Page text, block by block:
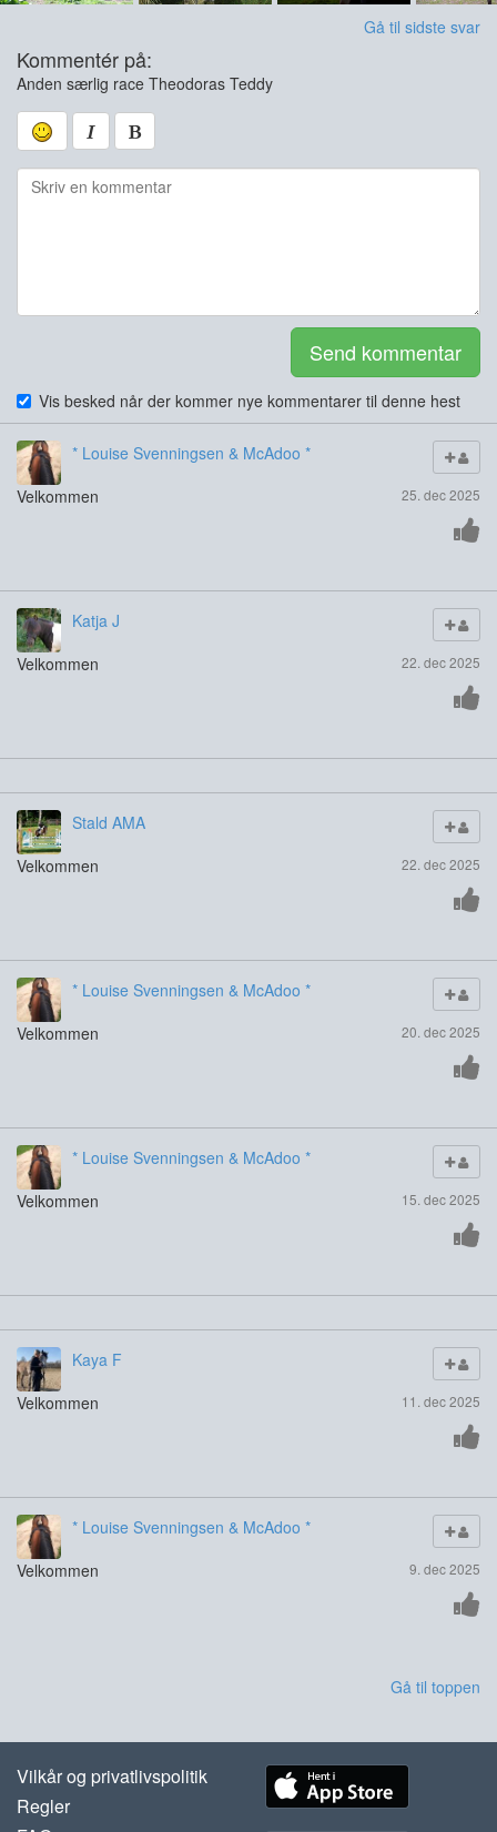
Gå til sidste svar
Kommentér på:
Anden særlig race Theodoras Teddy
Send kommentar
Vis besked når der kommer nye kommentarer til denne hest
* Louise Svenningsen & McAdoo *
25. dec 2025
Velkommen
Katja J
22. dec 2025
Velkommen
Stald AMA
22. dec 2025
Velkommen
* Louise Svenningsen & McAdoo *
20. dec 2025
Velkommen
* Louise Svenningsen & McAdoo *
15. dec 2025
Velkommen
Kaya F
11. dec 2025
Velkommen
* Louise Svenningsen & McAdoo *
9. dec 2025
Velkommen
Gå til toppen
Vilkår og privatlivspolitik
Regler